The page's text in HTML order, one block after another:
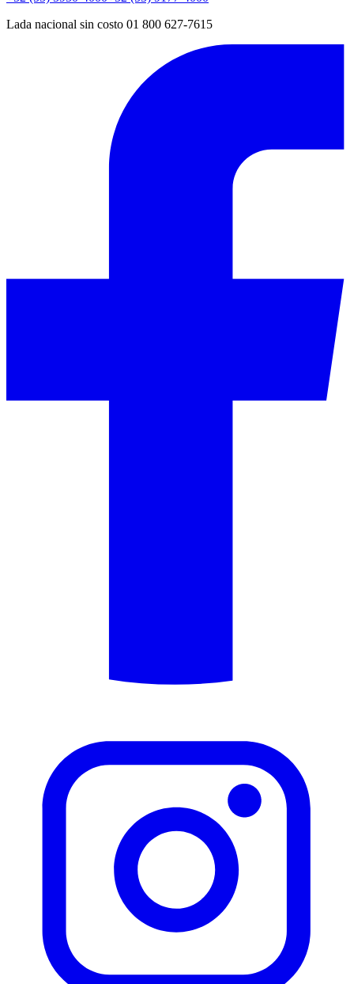
Lada nacional sin costo 01 800 627-7615